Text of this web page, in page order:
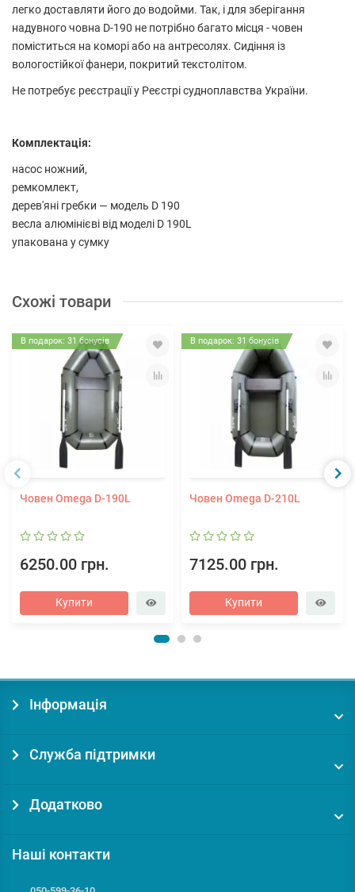
легко доставляти його до водойми. Так, і для зберігання
надувного човна D-190 не потрібно багато місця - човен
поміститься на коморі або на антресолях. Сидіння із
вологостійкої фанери, покритий текстолітом.
Не потребує реєстрації у Реєстрі судноплавства України.
Комплектація:
насос ножний,
ремкомлект,
дерев'яні гребки — модель D 190
весла алюмінієві від моделі D 190L
упакована у сумку
Схожі товари
В подарок: 31 бонусів
Човен Omega D-190L
6250.00 грн.
Купити
В подарок: 31 бонусів
Човен Omega D-210L
7125.00 грн.
Купити
Інформація
Служба підтримки
Додатково
Наші контакти